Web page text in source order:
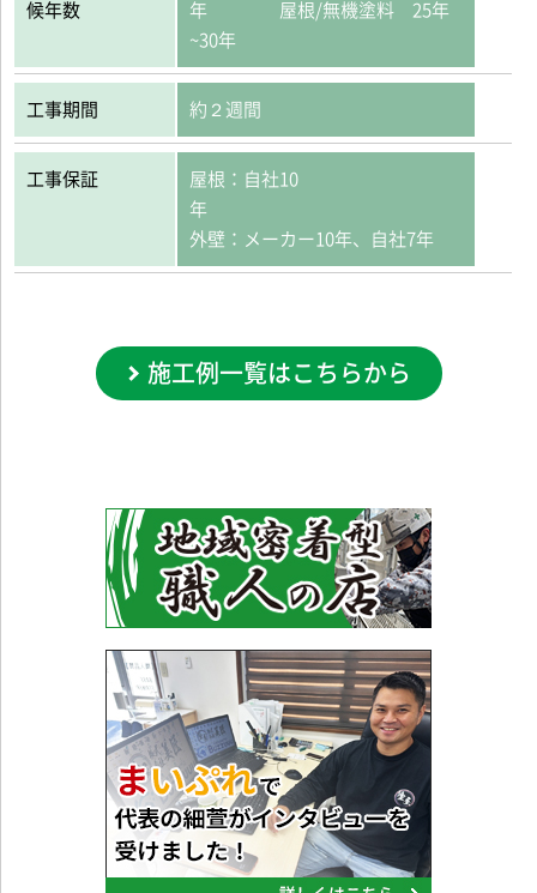
候年数
年 屋根/無機塗料 25年
~30年
工事期間 約２週間
工事保証
屋根：自社10
外壁：メーカー10年、自社7年
施工例一覧はこちらから